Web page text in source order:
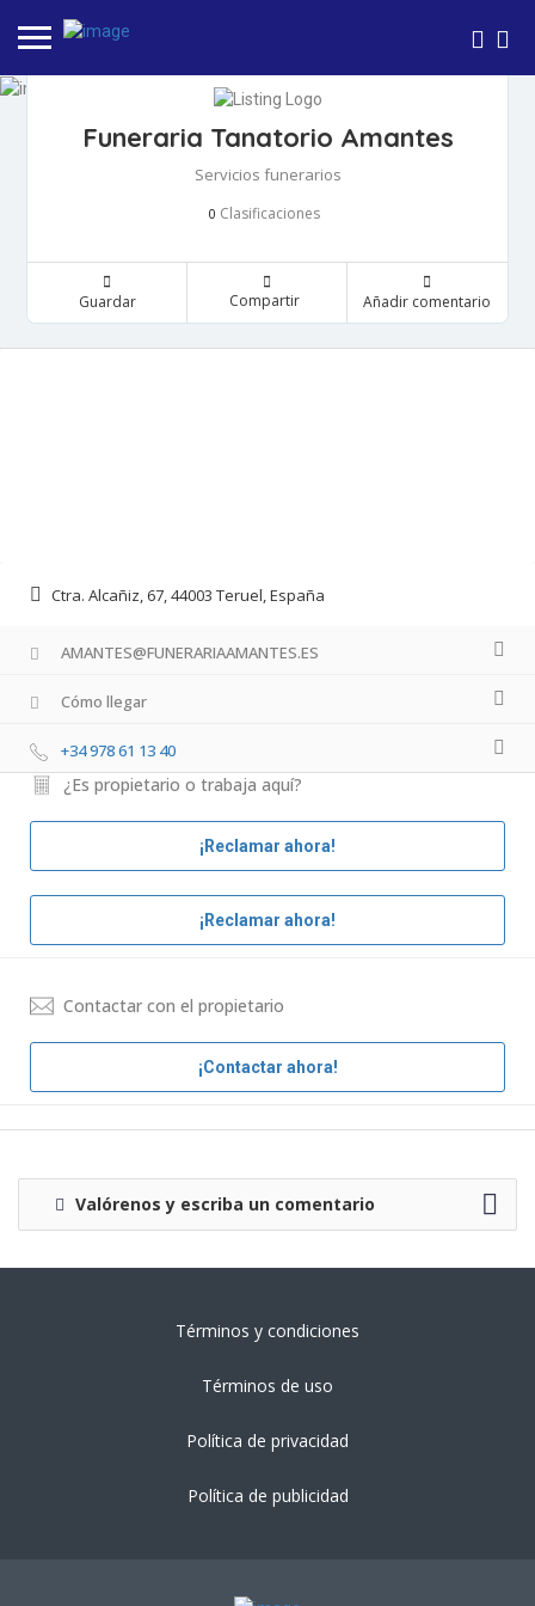
Funeraria Tanatorio Amantes
Servicios funerarios
0 Clasificaciones
Guardar Compartir Añadir comentario
Ctra. Alcañiz, 67, 44003 Teruel, España
AMANTES@FUNERARIAAMANTES.ES
Cómo llegar
+34 978 61 13 40
¿Es propietario o trabaja aquí?
¡Reclamar ahora!
¡Reclamar ahora!
Contactar con el propietario
¡Contactar ahora!
Valórenos y escriba un comentario
Términos y condiciones
Términos de uso
Política de privacidad
Política de publicidad